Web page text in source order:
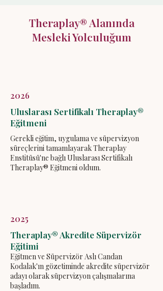
Theraplay® Alanında
Mesleki Yolculuğum
2026
Uluslarası Sertifikalı Theraplay®
Eğitmeni
Gerekli eğitim, uygulama ve süpervizyon
süreçlerini tamamlayarak Theraplay
Enstitüsü'ne bağlı Uluslarası Sertifikalı
Theraplay® Eğitmeni oldum.
2025
Theraplay® Akredite Süpervizör
Eğitimi
Eğitmen ve Süpervizör Aslı Candan
Kodalak'ın gözetiminde akredite süpervizör
adayı olarak süpervizyon çalışmalarına
başladım.